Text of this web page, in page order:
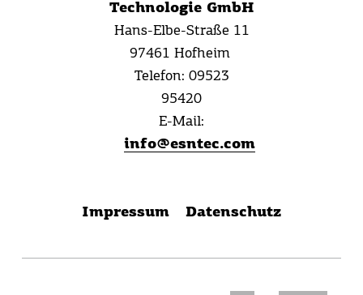
Technologie GmbH
Hans-Elbe-Straße 11
97461 Hofheim
Telefon: 09523
95420
E-Mail:
info@esntec.com
Impressum Datenschutz